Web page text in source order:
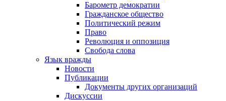
Барометр демократии
Гражданское общество
Политический режим
Право
Революция и оппозиция
Свобода слова
Язык вражды
Новости
Публикации
Документы других организаций
Дискуссии